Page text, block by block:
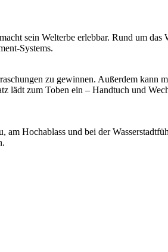
sein Welterbe erlebbar. Rund um das
Systems.
zu gewinnen. Außerdem kann
lädt zum Toben ein – Handtuch und
am Hochablass und bei der